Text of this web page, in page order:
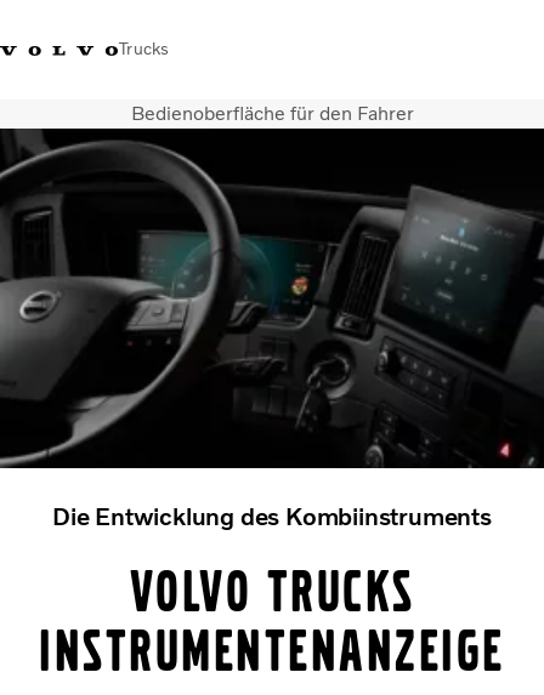
Trucks
+41 44 847 61 00EinloggenVolvo Merchandise ShopSchweiz
Lkw
Konfigurator
Dienstleistungen
Karriere
Technik
Händlersuche
Über uns
Bedienoberfläche für den Fahrer
Die Entwicklung des Kombiinstruments
VOLVO TRUCKS
INSTRUMENTENANZEIGE